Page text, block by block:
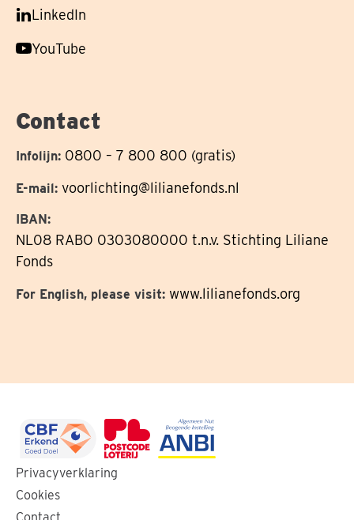
op
Volg
op
LinkedIn
Volg
YouTube
Contact
Infolijn: 0800 – 7 800 800 (gratis)
E-mail: voorlichting@lilianefonds.nl
IBAN:
NL08 RABO 0303080000 t.n.v. Stichting Liliane
Fonds
For English, please visit: www.lilianefonds.org
Ga
naar
de
Ga
Privacyverklaring
Cookies